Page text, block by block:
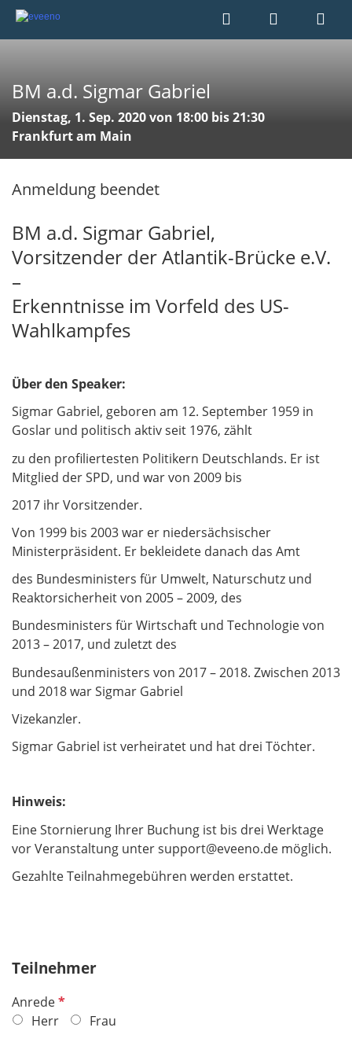
BM a.d. Sigmar Gabriel
Dienstag, 1. Sep. 2020 von 18:00 bis 21:30
Frankfurt am Main
Anmeldung beendet
BM a.d. Sigmar Gabriel,
Vorsitzender der Atlantik-Brücke e.V.
–
Erkenntnisse im Vorfeld des US-
Wahlkampfes
Über den Speaker:
Sigmar Gabriel, geboren am 12. September 1959 in
Goslar und politisch aktiv seit 1976, zählt
zu den profiliertesten Politikern Deutschlands. Er ist
Mitglied der SPD, und war von 2009 bis
2017 ihr Vorsitzender.
Von 1999 bis 2003 war er niedersächsischer
Ministerpräsident. Er bekleidete danach das Amt
des Bundesministers für Umwelt, Naturschutz und
Reaktorsicherheit von 2005 – 2009, des
Bundesministers für Wirtschaft und Technologie von
2013 – 2017, und zuletzt des
Bundesaußenministers von 2017 – 2018. Zwischen 2013
und 2018 war Sigmar Gabriel
Vizekanzler.
Sigmar Gabriel ist verheiratet und hat drei Töchter.
Hinweis:
Eine Stornierung Ihrer Buchung ist bis drei Werktage
vor Veranstaltung unter support@eveeno.de möglich.
Gezahlte Teilnahmegebühren werden erstattet.
Teilnehmer
AnredeP
f
Herr Frau